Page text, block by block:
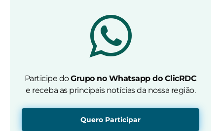
Participe doGrupo no Whatsapp do ClicRDC
e receba as principais notícias da nossa região.
Quero Participar